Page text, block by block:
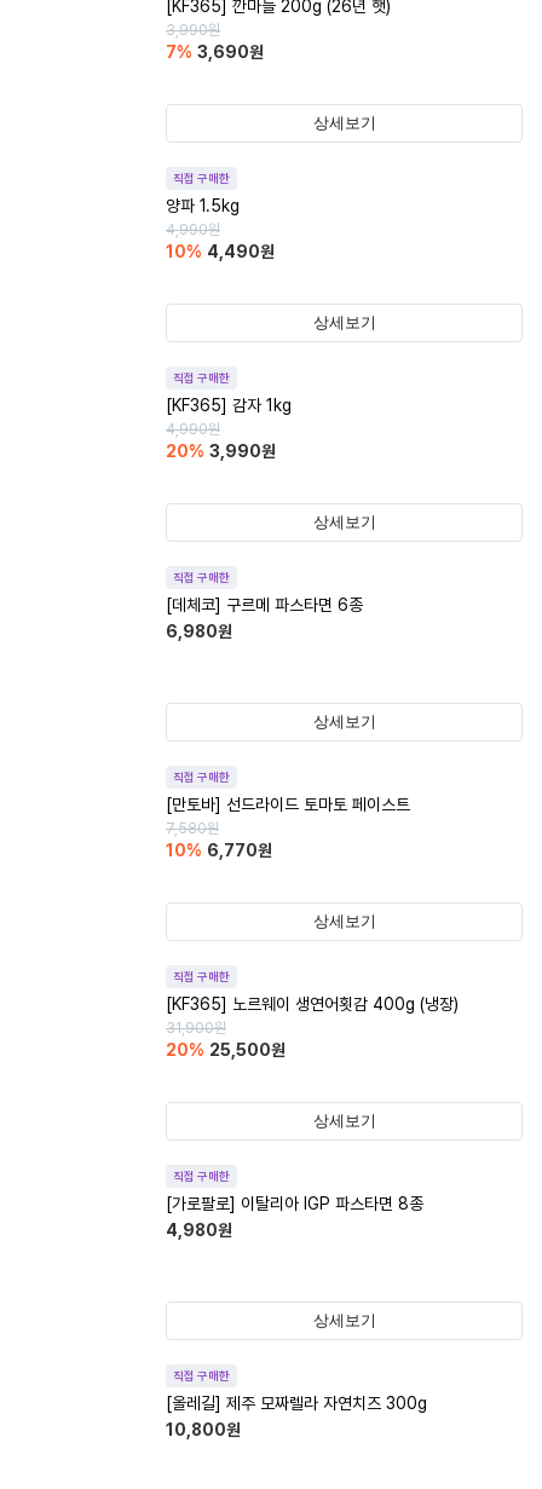
[KF365] 깐마늘 200g (26년 햇)
3,990원
7% 3,690원
상세보기
직접 구매한
양파 1.5kg
4,990원
10% 4,490원
상세보기
직접 구매한
[KF365] 감자 1kg
4,990원
20% 3,990원
상세보기
직접 구매한
[데체코] 구르메 파스타면 6종
6,980원
상세보기
직접 구매한
[만토바] 선드라이드 토마토 페이스트
7,580원
10% 6,770원
상세보기
직접 구매한
[KF365] 노르웨이 생연어횟감 400g (냉장)
31,900원
20% 25,500원
상세보기
직접 구매한
[가로팔로] 이탈리아 IGP 파스타면 8종
4,980원
상세보기
직접 구매한
[올레길] 제주 모짜렐라 자연치즈 300g
10,800원